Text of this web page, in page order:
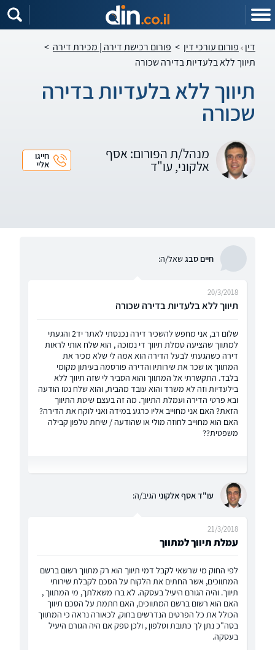
דין פורום עורכי דין > פורום רכישת דירה | מכירת דירה >
תיווך ללא בלעדיות בדירה שכורה
תיווך ללא בלעדיות בדירה
שכורה
מנהל/ת הפורום: אסף
אלקוני, עו"ד
חייגו
אליי
חיים סבג שאל/ה:
תיווך ללא בלעדיות בדירה שכורה
20/3/2018
שלום רב, אני מחפש להשכיר דירה נכנסתי לאתר יד2 והגעתי
למתווך שהציעה טמלת תיווך די נמוכה , הוא שלח אותי לראות
דירה כשהגעתי לבעל הדירה הוא אמה לי שלא מכיר את
המתווך או שכר את שירותיו והדירה פורסמה בעיתון מקומי
בלבד. התקשרתי אל המתווך והוא הסביר לי שזה תיווך ללא
בילעדיות וזה לא משרד והוא עובד מהבית, והוא שלח נטו הודעה
ובא פרטי הדירה ועמלת התיווך. מה זה בעצם שיטת התיווך
הזאת? האם אני מחוייב אליו כרגע במידה ואני לוקח את הדירה?
האם הוא מחוייב לחוזה מולי או שהודעה / שיחת טלפון קבילה
משפטית??
עו"ד אסף אלקוני הגיב/ה:
עמלת תיווך למתווך
21/3/2018
לפי החוק מי שרשאי לקבל דמי תיווך הוא רק מתווך רשום ברשם
המתווכים, אשר החתים את הלקוח על הסכם לקבלת שירותי
תיווך. והיה הגורם היעיל בעסקה. לא ברו משאלתך, מי המתווך ,
האם הוא רשום ברשם המתווכים, האם חתמת על הסכם תיווך
הכולל את כל הפרטים הנדרשים בחוק, לכאורה נראה כי המתווך
בסה"כ נתן לך כתובת וטלפון , ולכן ספק אם היה הגורם היעיל
בעסקה.